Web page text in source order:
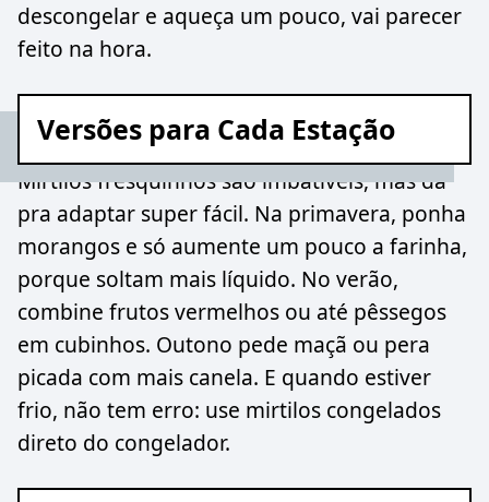
descongelar e aqueça um pouco, vai parecer
feito na hora.
Versões para Cada Estação
Mirtilos fresquinhos são imbatíveis, mas dá
pra adaptar super fácil. Na primavera, ponha
morangos e só aumente um pouco a farinha,
porque soltam mais líquido. No verão,
combine frutos vermelhos ou até pêssegos
em cubinhos. Outono pede maçã ou pera
picada com mais canela. E quando estiver
frio, não tem erro: use mirtilos congelados
direto do congelador.